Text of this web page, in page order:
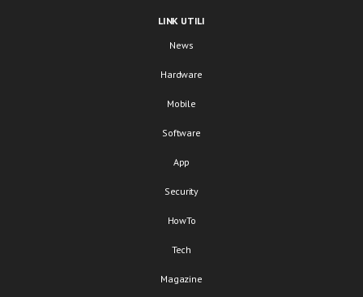
LINK UTILI
News
Hardware
Mobile
Software
App
Security
HowTo
Tech
Magazine